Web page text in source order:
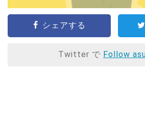
シェアする
Twitter で Follow